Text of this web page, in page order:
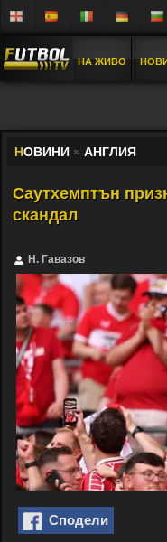
НА ЖИВО
НОВИНИ » АНГЛИЯ
Саутхемптън
скандал
Н. Гавазов
Сподели